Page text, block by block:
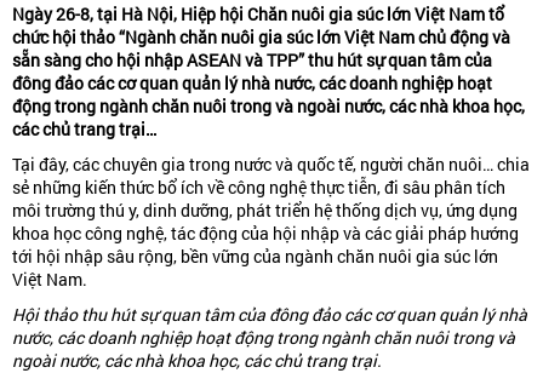
Ngày 26-8, tại Hà Nội, Hiệp hội Chăn nuôi gia súc lớn Việt Nam tổ
chức hội thảo “Ngành chăn nuôi gia súc lớn Việt Nam chủ động và
sẵn sàng cho hội nhập ASEAN và TPP” thu hút sự quan tâm của
đông đảo các cơ quan quản lý nhà nước, các doanh nghiệp hoạt
động trong ngành chăn nuôi trong và ngoài nước, các nhà khoa học,
các chủ trang trại…
Tại đây, các chuyên gia trong nước và quốc tế, người chăn nuôi… chia
sẻ những kiến thức bổ ích về công nghệ thực tiễn, đi sâu phân tích
môi trường thú y, dinh dưỡng, phát triển hệ thống dịch vụ, ứng dụng
khoa học công nghệ, tác động của hội nhập và các giải pháp hướng
tới hội nhập sâu rộng, bền vững của ngành chăn nuôi gia súc lớn
Việt Nam.
Hội thảo thu hút sự quan tâm của đông đảo các cơ quan quản lý nhà
nước, các doanh nghiệp hoạt động trong ngành chăn nuôi trong và
ngoài nước, các nhà khoa học, các chủ trang trại.